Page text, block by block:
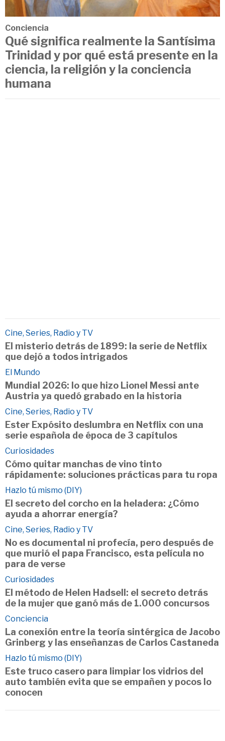
Conciencia
Qué significa realmente la Santísima
Trinidad y por qué está presente en la
ciencia, la religión y la conciencia
humana
Cine, Series, Radio y TV
El misterio detrás de 1899: la serie de Netflix
que dejó a todos intrigados
El Mundo
Mundial 2026: lo que hizo Lionel Messi ante
Austria ya quedó grabado en la historia
Cine, Series, Radio y TV
Ester Expósito deslumbra en Netflix con una
serie española de época de 3 capítulos
Curiosidades
Cómo quitar manchas de vino tinto
rápidamente: soluciones prácticas para tu ropa
Hazlo tú mismo (DIY)
El secreto del corcho en la heladera: ¿Cómo
ayuda a ahorrar energía?
Cine, Series, Radio y TV
No es documental ni profecía, pero después de
que murió el papa Francisco, esta película no
para de verse
Curiosidades
El método de Helen Hadsell: el secreto detrás
de la mujer que ganó más de 1.000 concursos
Conciencia
La conexión entre la teoría sintérgica de Jacobo
Grinberg y las enseñanzas de Carlos Castaneda
Hazlo tú mismo (DIY)
Este truco casero para limpiar los vidrios del
auto también evita que se empañen y pocos lo
conocen